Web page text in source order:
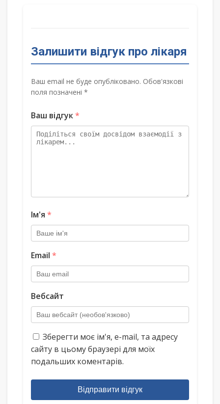
Залишити відгук про лікаря
Ваш email не буде опубліковано. Обов'язкові
поля позначені *
Ваш відгук*
Ім'я *
Email *
Вебсайт
Зберегти моє ім'я, e-mail, та адресу
сайту в цьому браузері для моїх
подальших коментарів.
Відправити відгук